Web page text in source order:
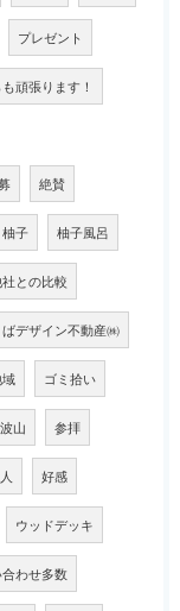
プレゼント
頑張ります！
絶賛
柚子 柚子風呂
との比較
デザイン不動産㈱
ゴミ拾い
山 参拝
好感
ウッドデッキ
わせ多数